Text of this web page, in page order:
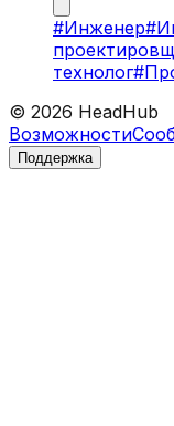
#Инженер#
технолог#
© 2026 HeadHub
Возможности
Поддержка